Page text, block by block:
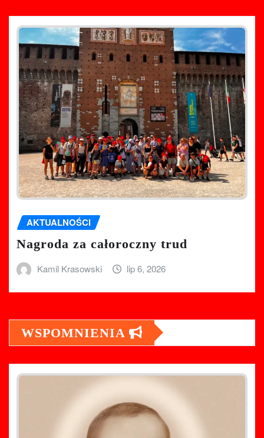
AKTUALNOŚCI
Nagroda za całoroczny trud
Kamil Krasowski lip 6, 2026
WSPOMNIENIA